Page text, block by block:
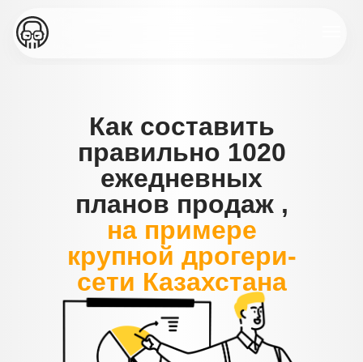
Как составить
правильно 1020
ежедневных
планов продаж ,
на примере
крупной дрогери-
сети Казахстана